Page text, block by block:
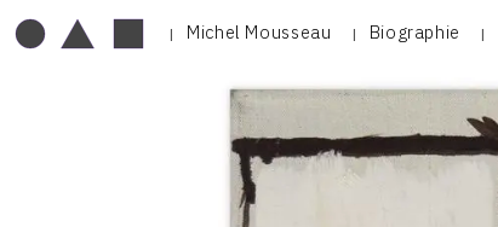
Michel Mousseau Biographie